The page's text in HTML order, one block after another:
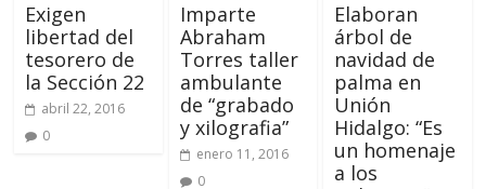
Exigen
libertad del
tesorero de
la Sección 22
abril 22, 2016
0
Imparte
Abraham
Torres taller
ambulante
de “grabado
y xilografia”
enero 11, 2016
0
Elaboran
árbol de
navidad de
palma en
Unión
Hidalgo: “Es
un homenaje
a los